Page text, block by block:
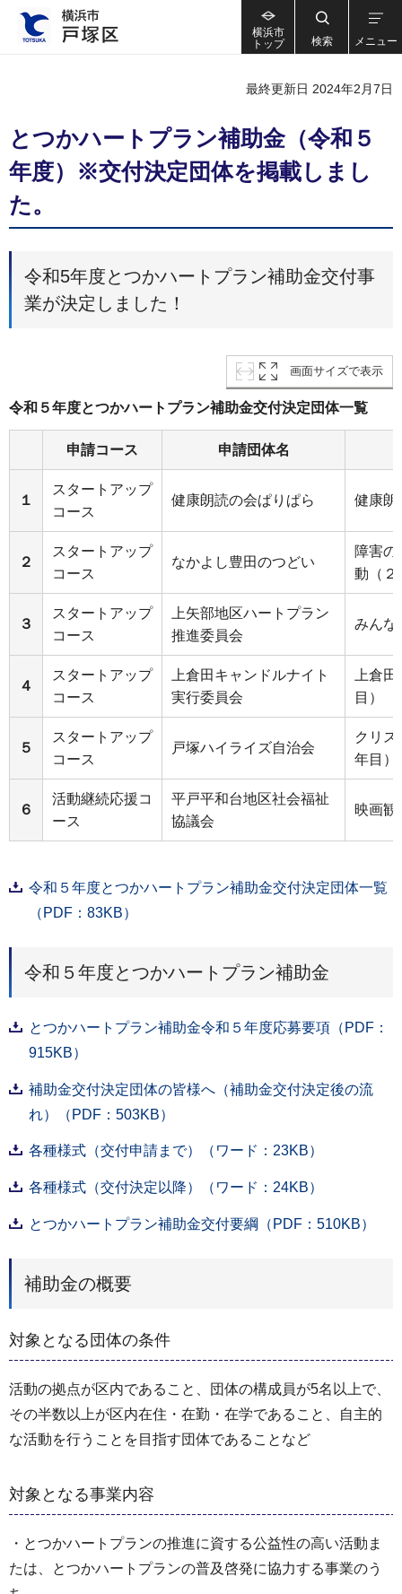
横浜市
トップ
検索 メニュー
最終更新日 2024年2月7日
とつかハートプラン補助金（令和５
年度）※交付決定団体を掲載しまし
た。
令和5年度とつかハートプラン補助金交付事
業が決定しました！
画面サイズで表示
令和５年度とつかハートプラン補助金交付決定団体一覧
申請コース 申請団体名
１
スタートアップ
コース
健康朗読の会ぱりぱら 健康朗
２
スタートアップ
コース
なかよし豊田のつどい
障害の
動（２
３
スタートアップ
コース
上矢部地区ハートプラン
推進委員会
みんな
４
スタートアップ
コース
上倉田キャンドルナイト
実行委員会
上倉
目）
５
スタートアップ
コース
戸塚ハイライズ自治会
クリ
年目）
６
活動継続応援コ
ース
平戸平和台地区社会福祉
協議会
映画観
令和５年度とつかハートプラン補助金交付決定団体一覧
（PDF：83KB）
令和５年度とつかハートプラン補助金
とつかハートプラン補助金令和５年度応募要項（PDF：
915KB）
補助金交付決定団体の皆様へ（補助金交付決定後の流
れ）（PDF：503KB）
各種様式（交付申請まで）（ワード：23KB）
各種様式（交付決定以降）（ワード：24KB）
とつかハートプラン補助金交付要綱（PDF：510KB）
補助金の概要
対象となる団体の条件
活動の拠点が区内であること、団体の構成員が5名以上で、
その半数以上が区内在住・在勤・在学であること、自主的
な活動を行うことを目指す団体であることなど
対象となる事業内容
・とつかハートプランの推進に資する公益性の高い活動ま
たは、とつかハートプランの普及啓発に協力する事業のう